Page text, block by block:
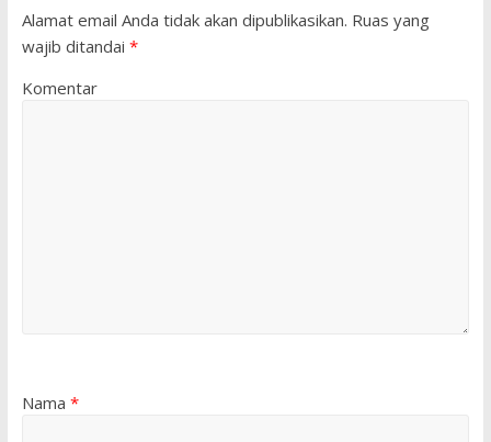
Alamat email Anda tidak akan dipublikasikan. Ruas yang
wajib ditandai *
Komentar
Nama *